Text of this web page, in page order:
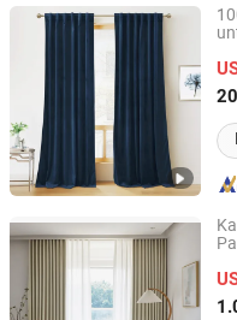
Shaoxing Dongjing
Zhejiang, China
Ningbo Yuqi Textile Co.,
Zhejiang, China